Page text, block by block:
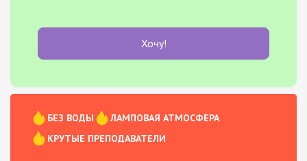
Хочу!
БЕЗ ВОДЫ
ЛАМПОВАЯ АТМОСФЕРА
КРУТЫЕ ПРЕПОДАВАТЕЛИ